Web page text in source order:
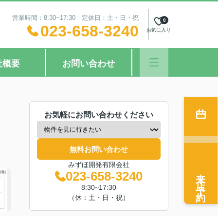
営業時間：8:30~17:30 定休日：土・日・祝
023-658-3240 お気に入り
0
概要 お問い合わせ
お気軽にお問い合わせください
無料お問い合わせ
みずほ開発有限会社
023-658-3240
8:30~17:30
（休：土・日・祝）
来店予約